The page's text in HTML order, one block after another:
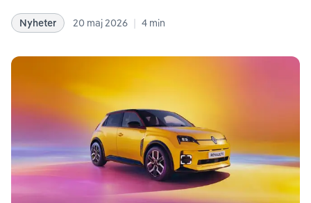
Nyheter 20 maj 2026 | 4 min